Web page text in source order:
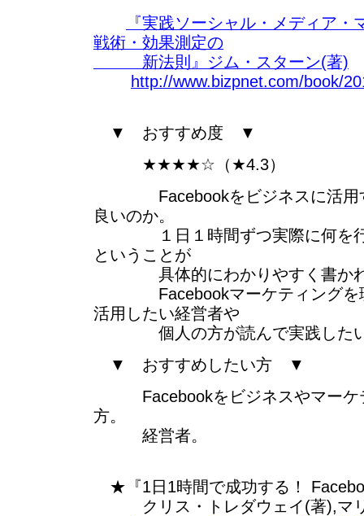
『実践ソーシャル・メディア
戦術・効果測定の
新法則』ジム・スターン(著)
http://www.bizpnet.com/book/
▼ おすすめ度 ▼
★★★★☆（★4.3）
Facebookをビジネスに活用す
良いのか。
１日１時間ずつ実際に何を行
ということが
具体的にわかりやすく書かれ
Facebookマーケティングを理
活用したい経営者や
個人の方が読んで実践したい
▼ おすすめしたい方 ▼
Facebookをビジネスやマーケ
方。
経営者。
★『1日1時間で成功する！
クリス・トレダウェイ(著),マリ